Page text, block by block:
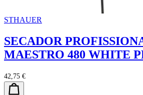
STHAUER
SECADOR
MAESTRO 480 WHITE
42,75 €